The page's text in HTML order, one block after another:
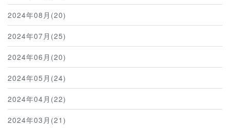
2024年08月(20)
2024年07月(25)
2024年06月(20)
2024年05月(24)
2024年04月(22)
2024年03月(21)